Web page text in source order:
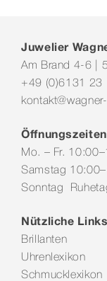
Juwelier
Am Brand 4-6 |
+49 (0)6131 23
Öffnungszeiten
Mo. – Fr.
Samstag
Sonntag
Nützliche Links
Brillanten
Uhrenlexikon
Schmucklexikon